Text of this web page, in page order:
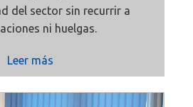
del sector sin recurrir a
ni huelgas.
Leer más